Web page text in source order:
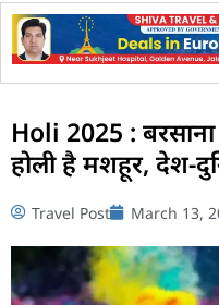
Holi 2025 :
होली है मशहूर, देश-
Travel Post March 13,